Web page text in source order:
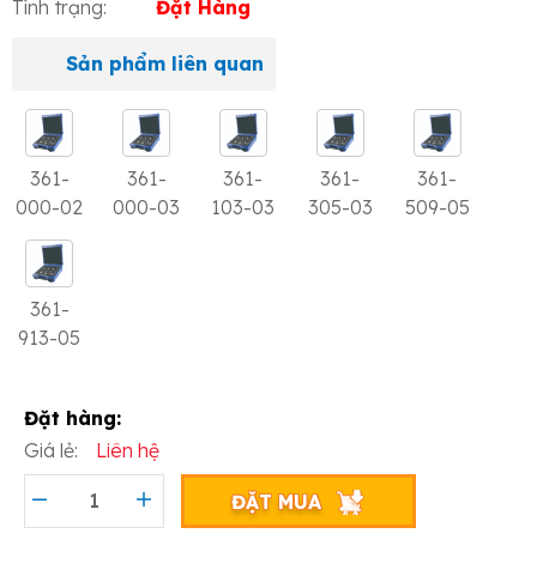
Tình trạng:
Đặt Hàng
Sản phẩm liên quan
361-
000-02
361-
000-03
361-
103-03
361-
305-03
361-
509-05
361-
913-05
Đặt hàng:
Giá lẻ:
Liên hệ
ĐẶT MUA